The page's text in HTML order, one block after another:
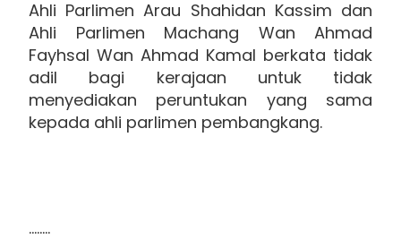
Ahli Parlimen Arau Shahidan Kassim dan
Ahli Parlimen Machang Wan Ahmad
Fayhsal Wan Ahmad Kamal berkata tidak
adil bagi kerajaan untuk tidak
menyediakan peruntukan yang sama
kepada ahli parlimen pembangkang.
........